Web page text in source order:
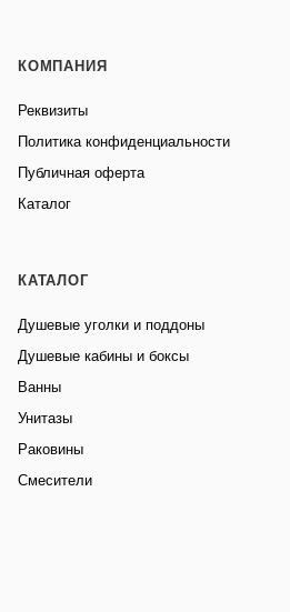
КОМПАНИЯ
Реквизиты
Политика конфиденциальности
Публичная оферта
Каталог
КАТАЛОГ
Душевые уголки и поддоны
Душевые кабины и боксы
Ванны
Унитазы
Раковины
Смесители